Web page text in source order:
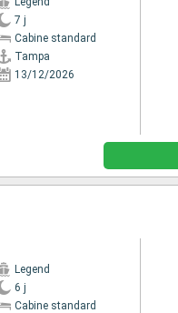
7 j
Cabine standard
Tampa
13/12/2026
Legend
6 j
Cabine standard